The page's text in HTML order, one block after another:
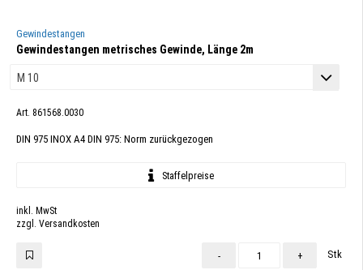
Gewindestangen
Gewindestangen metrisches Gewinde, Länge 2m
Art. 861568.0030
DIN 975 INOX A4 DIN 975: Norm zurückgezogen
Staffelpreise
inkl. MwSt
zzgl. Versandkosten
- + Stk